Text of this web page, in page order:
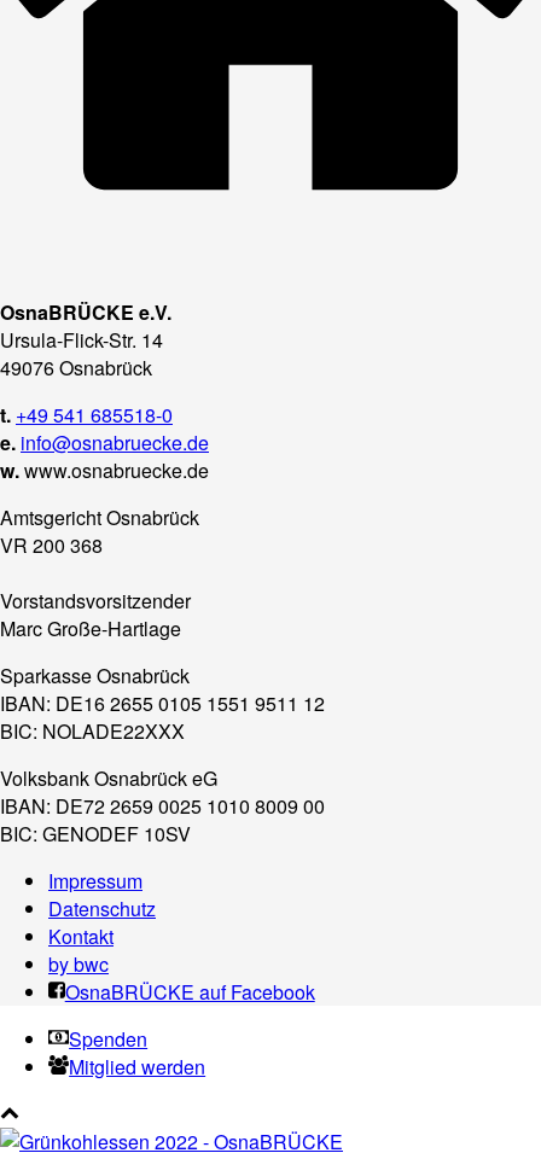
OsnaBRÜCKE e.V.
Ursula-Flick-Str. 14
49076 Osnabrück
t. +49 541 685518-0
e. info@osnabruecke.de
w.www.osnabruecke.de
Amtsgericht Osnabrück
VR 200 368
Vorstandsvorsitzender
Marc Große-Hartlage
Sparkasse Osnabrück
IBAN: DE16 2655 0105 1551 9511 12
BIC: NOLADE22XXX
Volksbank Osnabrück eG
IBAN: DE72 2659 0025 1010 8009 00
BIC: GENODEF 10SV
Impressum
Datenschutz
Kontakt
by bwc
OsnaBRÜCKE auf Facebook
Spenden
Mitglied werden